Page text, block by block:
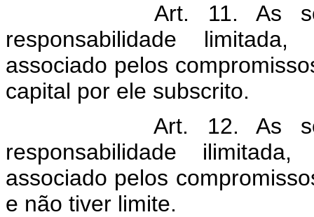
Art. 11. As
responsabilidade
associado pelos
capital por ele subscrito.
Art. 12. As
responsabilidade
associado pelos
e não tiver limite.